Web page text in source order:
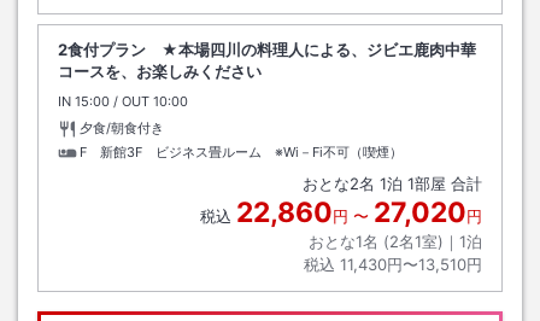
2食付プラン ★本場四川の料理人による、ジビエ鹿肉中華
コースを、お楽しみください
IN チェックイン
15:00 / OUT チェックアウト
10:00
夕食/朝食付き
F 新館3F ビジネス畳ルーム ※Wi－Fi不可（喫煙）
おとな2名 1泊 1部屋 合計
税込 22,860円 〜 27,020円
おとな1名 (2名1室)｜ 1泊
税込 11,430円〜13,510円